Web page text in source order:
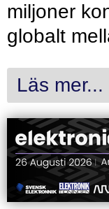
miljoner
globalt
Läs mer...